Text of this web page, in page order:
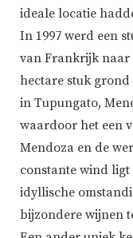
ideale locatie
In 1997 werd een
van Frankrijk naar
hectare stuk
in Tupungato,
waardoor het een
Mendoza en de
constante wind
idyllische
bijzondere wijnen